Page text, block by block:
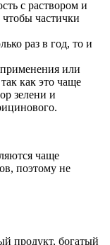
с раствором и
частички
раз в год, то и
или
как это чаще
зелени и
чаще
поэтому не
продукт, богатый